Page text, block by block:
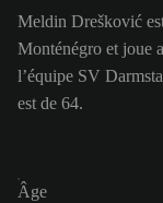
Meldin Drešković
Monténégro et joue
l’équipe SV
est de 64.
Âge